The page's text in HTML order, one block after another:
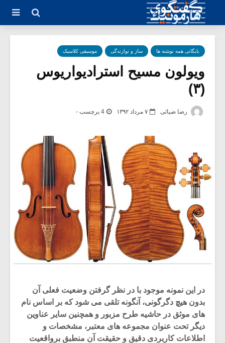
بایگانی همه نوشته ها ساز و نوازندگی موسیقی کلاسیک
ویولون مسیح استرادیواریوس
(۳)
رضا ضیائی ۷ مرداد ۱۳۹۲ 4 برچسب -
در این نمونه موجود با در نظر گرفتن وضعیت فعلی آن
بدون هیچ دگرگونی، آنگونه تلقی می شود که بر اساس نام
های موثق در حاشیه طرح مزبور و همچنین سایر عناوین
دیگر تحت عنوان مجموعه های معتبر، مشخصات و
اطلاعات کاربردی دقیق و حقیقت آن منطبق برواقعیت